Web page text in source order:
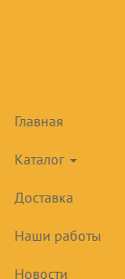
Главная
Каталог
Доставка
Наши работы
Новости
Шкафы